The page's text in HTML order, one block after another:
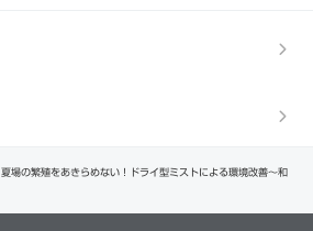
夏場の繁殖をあきらめない！ドライ型ミストによる環境改善～和